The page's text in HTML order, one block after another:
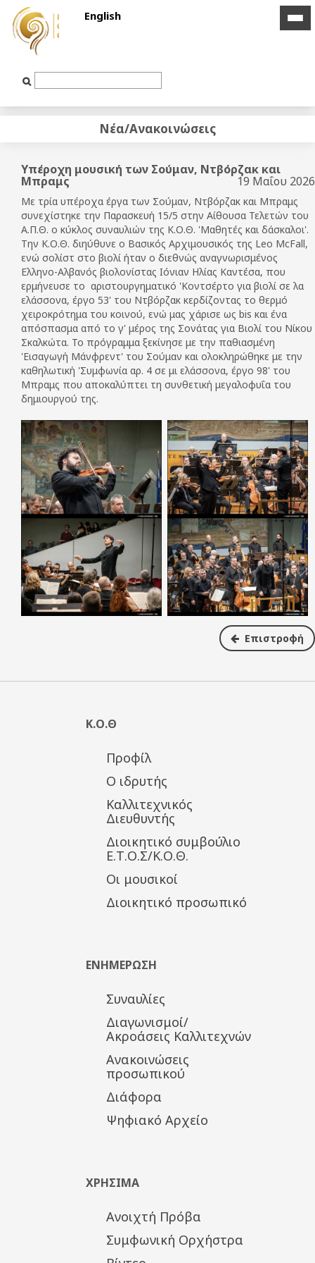
icon
icon
English
Input
Νέα/Ανακοινώσεις
Υπέροχη μουσική των Σούμαν, Ντβόρζακ και
Μπραμς 19 Μαΐου 2026
Με τρία υπέροχα έργα των Σούμαν, Ντβόρζακ και Μπραμς
συνεχίστηκε την Παρασκευή 15/5 στην Αίθουσα Τελετών του
Α.Π.Θ. ο κύκλος συναυλιών της Κ.Ο.Θ. 'Μαθητές και δάσκαλοι'.
Την Κ.Ο.Θ. διηύθυνε ο Βασικός Αρχιμουσικός της Leo McFall,
ενώ σολίστ στο βιολί ήταν ο διεθνώς αναγνωρισμένος
Ελληνο-Αλβανός βιολονίστας Ιόνιαν Ηλίας Καντέσα, που
ερμήνευσε το αριστουργηματικό 'Κοντσέρτο για βιολί σε λα
ελάσσονα, έργο 53' του Ντβόρζακ κερδίζοντας το θερμό
χειροκρότημα του κοινού, ενώ μας χάρισε ως bis και ένα
απόσπασμα από το γ' μέρος της Σονάτας για Βιολί του Νίκου
Σκαλκώτα. Το πρόγραμμα ξεκίνησε με την παθιασμένη
'Εισαγωγή Μάνφρεντ' του Σούμαν και ολοκληρώθηκε με την
καθηλωτική 'Συμφωνία αρ. 4 σε μι ελάσσονα, έργο 98' του
Μπραμς που αποκαλύπτει τη συνθετική μεγαλοφυΐα του
δημιουργού της.
Επιστροφή
Κ.Ο.Θ
Προφίλ
Ο ιδρυτής
Καλλιτεχνικός
Διευθυντής
Διοικητικό συμβούλιο
Ε.Τ.Ο.Σ/Κ.Ο.Θ.
Οι μουσικοί
Διοικητικό προσωπικό
ΕΝΗΜΕΡΩΣΗ
Συναυλίες
Διαγωνισμοί/
Ακροάσεις Καλλιτεχνών
Ανακοινώσεις
προσωπικού
Διάφορα
Ψηφιακό Αρχείο
ΧΡΗΣΙΜΑ
Ανοιχτή Πρόβα
Συμφωνική Ορχήστρα